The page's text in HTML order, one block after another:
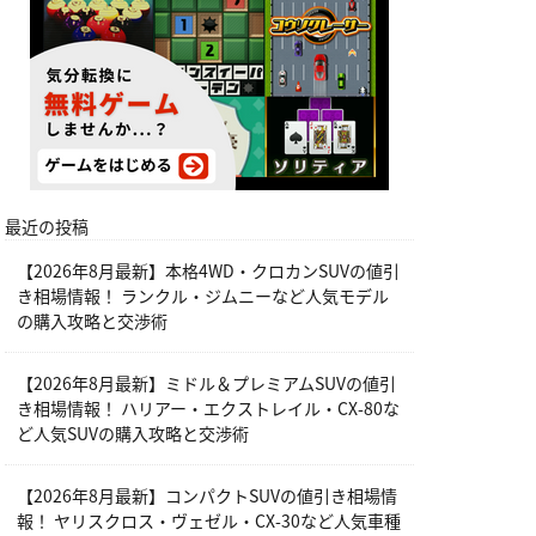
最近の投稿
【2026年8月最新】本格4WD・クロカンSUVの値引
き相場情報！ ランクル・ジムニーなど人気モデル
の購入攻略と交渉術
【2026年8月最新】ミドル＆プレミアムSUVの値引
き相場情報！ ハリアー・エクストレイル・CX-80な
ど人気SUVの購入攻略と交渉術
【2026年8月最新】コンパクトSUVの値引き相場情
報！ ヤリスクロス・ヴェゼル・CX-30など人気車種